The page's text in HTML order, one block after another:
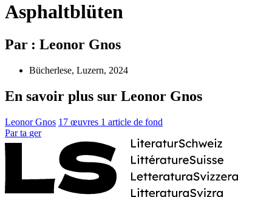
Asphaltblüten
Par : Leonor Gnos
Bücherlese, Luzern, 2024
En savoir plus sur Leonor Gnos
Leonor Gnos 17 œuvres 1 article de fond
Par ta ger